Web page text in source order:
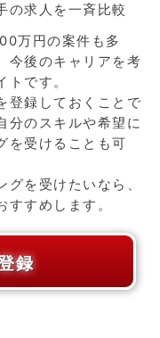
の求人を一斉比較
万円の案件も多
今後のキャリアを考
です。
登録しておくことで
分のスキルや希望に
を受けることも可
を受けたいなら、
すめします。
録